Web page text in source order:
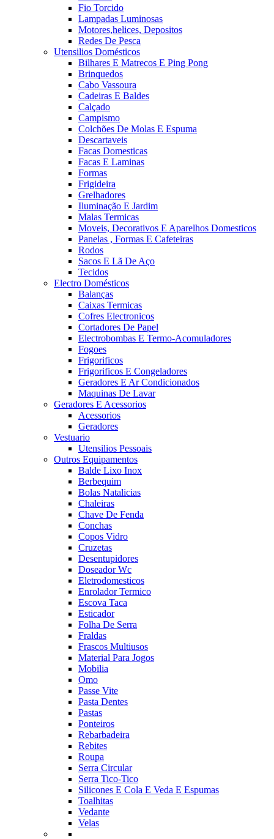
Fio Torcido
Lampadas Luminosas
Motores,helices, Depositos
Redes De Pesca
Utensilios Domésticos
Bilhares E Matrecos E Ping Pong
Brinquedos
Cabo Vassoura
Cadeiras E Baldes
Calçado
Campismo
Colchões De Molas E Espuma
Descartaveis
Facas Domesticas
Facas E Laminas
Formas
Frigideira
Grelhadores
Iluminação E Jardim
Malas Termicas
Moveis, Decorativos E Aparelhos Domesticos
Panelas , Formas E Cafeteiras
Rodos
Sacos E Lã De Aço
Tecidos
Electro Domésticos
Balanças
Caixas Termicas
Cofres Electronicos
Cortadores De Papel
Electrobombas E Termo-Acomuladores
Fogoes
Frigorificos
Frigorificos E Congeladores
Geradores E Ar Condicionados
Maquinas De Lavar
Geradores E Acessorios
Acessorios
Geradores
Vestuario
Utensilios Pessoais
Outros Equipamentos
Balde Lixo Inox
Berbequim
Bolas Natalicias
Chaleiras
Chave De Fenda
Conchas
Copos Vidro
Cruzetas
Desentupidores
Doseador Wc
Eletrodomesticos
Enrolador Termico
Escova Taca
Esticador
Folha De Serra
Fraldas
Frascos Multiusos
Material Para Jogos
Mobilia
Omo
Passe Vite
Pasta Dentes
Pastas
Ponteiros
Rebarbadeira
Rebites
Roupa
Serra Circular
Serra Tico-Tico
Silicones E Cola E Veda E Espumas
Toalhitas
Vedante
Velas